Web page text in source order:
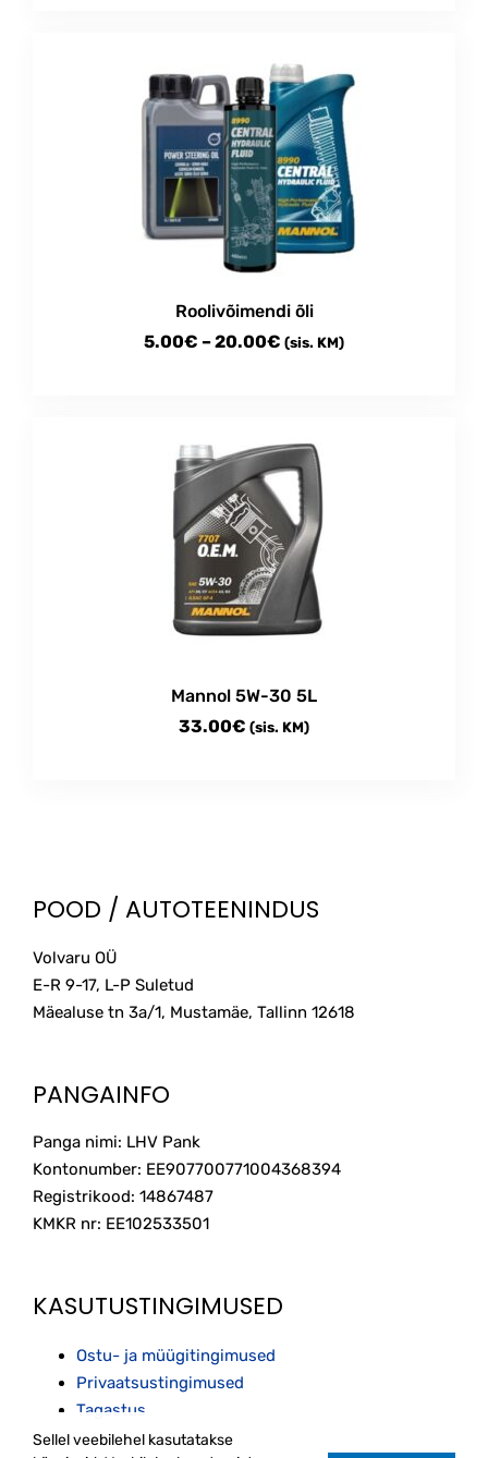
Roolivõimendi õli
5.00€ –20.00€ Price
20.00€
(sis. KM)
Mannol 5W-30 5L
33.00€ (sis. KM)
POOD / AUTOTEENINDUS
Volvaru OÜ
E-R 9-17, L-P Suletud
Mäealuse tn 3a/1, Mustamäe, Tallinn 12618
PANGAINFO
Panga nimi: LHV Pank
Kontonumber: EE907700771004368394
Registrikood: 14867487
KMKR nr: EE102533501
KASUTUSTINGIMUSED
Ostu- ja müügitingimused
Privaatsustingimused
Tagastus
Sellel veebilehel kasutatakse